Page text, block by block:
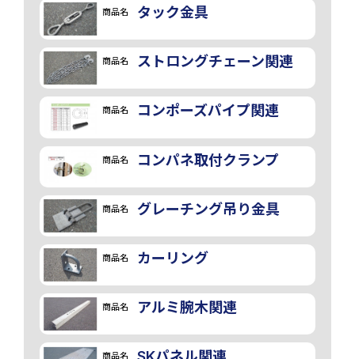
商品名 タック金具
商品名 ストロングチェーン関連
商品名 コンポーズパイプ関連
商品名 コンパネ取付クランプ
商品名 グレーチング吊り金具
商品名 カーリング
商品名 アルミ腕木関連
商品名